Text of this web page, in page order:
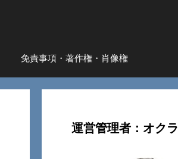
免責事項・著作権・肖像権
運営管理者：オクラ